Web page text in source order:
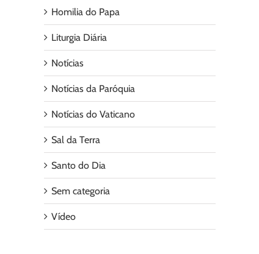
Homilia do Papa
Liturgia Diária
Notícias
Notícias da Paróquia
Notícias do Vaticano
Sal da Terra
Santo do Dia
Sem categoria
Vídeo